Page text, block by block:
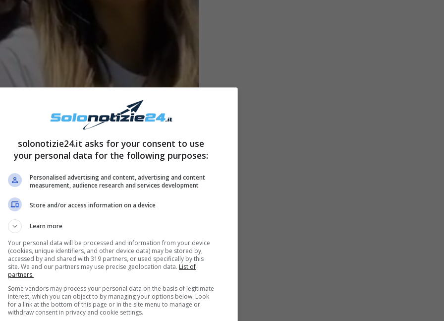
anno da favola però…
in questi anni abbiamo avuto
mediatica anche la coppia formata daSossio
è sempre stato semplice da vivere. A ogni
e Donne un anno dopo la nascita della
via della pandemia da
fuori porta… a bordo di una nave da crociera.
stata esente da critiche sul web, dove si è
solonotizie24.it asks for your consent to use
your personal data for the following purposes:
Personalised advertising and content, advertising and content
measurement, audience research and services development
Store and/or access information on a device
Learn more
Your personal data will be processed and information from your device
(cookies, unique identifiers, and other device data) may be stored by,
accessed by and shared with 319 partners, or used specifically by this
site. We and our partners may use precise geolocation data. List of
partners.
Some vendors may process your personal data on the basis of legitimate
interest, which you can object to by managing your options below. Look
for a link at the bottom of this page or in the site menu to manage or
withdraw consent in privacy and cookie settings.